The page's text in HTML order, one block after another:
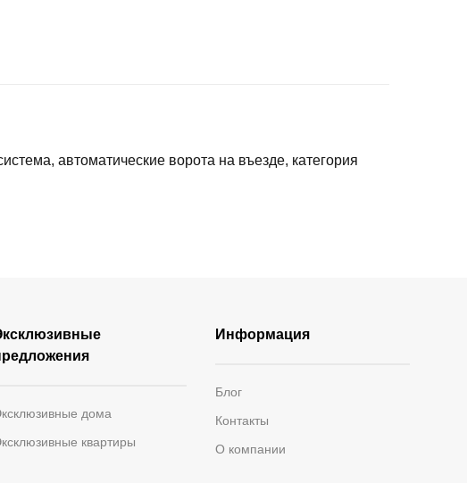
автоматические ворота на въезде, категория
дома
квартиры
Информация
Блог
Контакты
О компании